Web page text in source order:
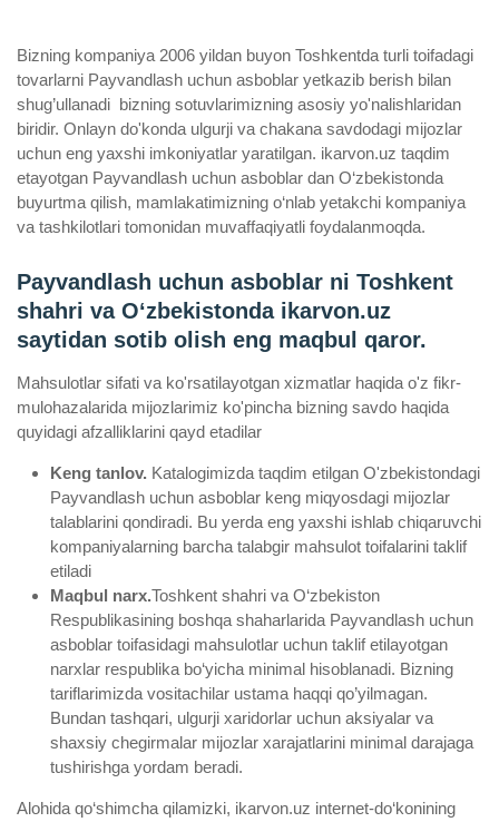
Bizning kompaniya 2006 yildan buyon Toshkentda turli toifadagi
tovarlarni Payvandlash uchun asboblar yetkazib berish bilan
shug’ullanadi ­ bizning sotuvlarimizning asosiy yo'nalishlaridan
biridir. Onlayn do'konda ulgurji va chakana savdodagi mijozlar
uchun eng yaxshi imkoniyatlar yaratilgan. ikarvon.uz taqdim
etayotgan Payvandlash uchun asboblar dan O‘zbekistonda
buyurtma qilish, mamlakatimizning o‘nlab yetakchi kompaniya
va tashkilotlari tomonidan muvaffaqiyatli foydalanmoqda.
Payvandlash uchun asboblar ni Toshkent
shahri va Oʻzbekistonda ikarvon.uz
saytidan sotib olish eng maqbul qaror.
Mahsulotlar sifati va ko'rsatilayotgan xizmatlar haqida o'z fikr-
mulohazalarida mijozlarimiz ko'pincha bizning savdo haqida
quyidagi afzalliklarini qayd etadilar
Keng tanlov. Katalogimizda taqdim etilgan O'zbekistondagi
Payvandlash uchun asboblar keng miqyosdagi mijozlar
talablarini qondiradi. Bu yerda eng yaxshi ishlab chiqaruvchi
kompaniyalarning barcha talabgir mahsulot toifalarini taklif
etiladi
Maqbul narx.Toshkent shahri va O‘zbekiston
Respublikasining boshqa shaharlarida Payvandlash uchun
asboblar toifasidagi mahsulotlar uchun taklif etilayotgan
narxlar respublika bo‘yicha minimal hisoblanadi. Bizning
tariflarimizda vositachilar ustama haqqi qo’yilmagan.
Bundan tashqari, ulgurji xaridorlar uchun aksiyalar va
shaxsiy chegirmalar mijozlar xarajatlarini minimal darajaga
tushirishga yordam beradi.
Alohida qo‘shimcha qilamizki, ikarvon.uz internet-do‘konining